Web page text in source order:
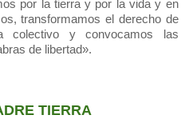
por la tierra y por la vida y en
transformamos el derecho de
colectivo y convocamos las
de libertad».
TIERRA